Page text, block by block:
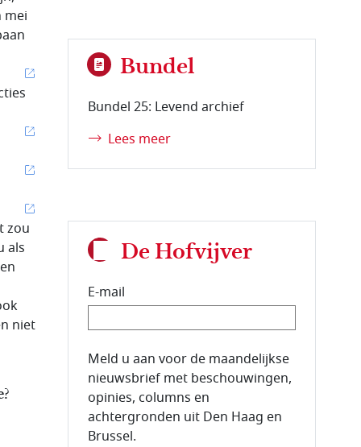
mei
zou
als
niet
Bundel
Bundel 25: Levend archief
Lees meer
De Hofvijver
E-mail
E-mailadres van de abonnee.
Meld u aan voor de maandelijkse
nieuwsbrief met beschouwingen,
opinies, columns en
achtergronden uit Den Haag en
Brussel.